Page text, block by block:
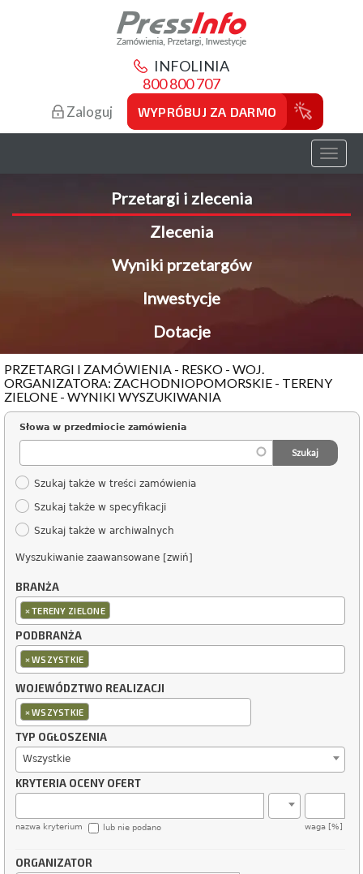
INFOLINIA
800 800 707
Zaloguj WYPRÓBUJ ZA DARMO
Toggle
Przetargi i zlecenia
Zlecenia
Wyniki przetargów
Inwestycje
Dotacje
PRZETARGI I ZAMÓWIENIA - RESKO - WOJ.
ORGANIZATORA: ZACHODNIOPOMORSKIE - TERENY
ZIELONE - WYNIKI WYSZUKIWANIA
Słowa w przedmiocie zamówienia
Szukaj także w treści zamówienia
Szukaj także w specyfikacji
Szukaj także w archiwalnych
Wyszukiwanie zaawansowane [zwiń]
BRANŻA
×TERENY ZIELONE
PODBRANŻA
×WSZYSTKIE
WOJEWÓDZTWO REALIZACJI
×WSZYSTKIE
TYP OGŁOSZENIA
Wszystkie
KRYTERIA OCENY OFERT
nazwa kryterium waga [%]
lub nie podano
ORGANIZATOR